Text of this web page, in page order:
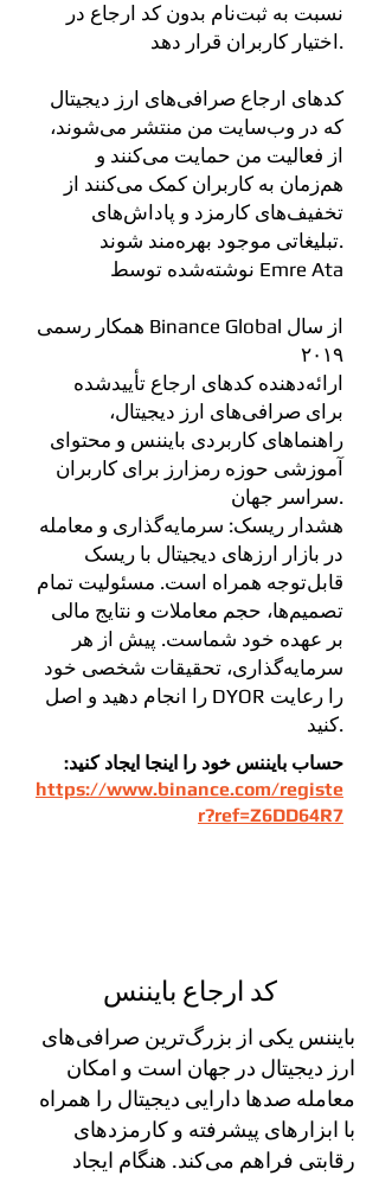
نسبت به ثبت‌نام بدون کد ارجاع در
اختیار کاربران قرار دهد.
کدهای ارجاع صرافی‌های ارز دیجیتال
که در وب‌سایت من منتشر می‌شوند،
از فعالیت من حمایت می‌کنند و
هم‌زمان به کاربران کمک می‌کنند از
تخفیف‌های کارمزد و پاداش‌های
تبلیغاتی موجود بهره‌مند شوند.
نوشته‌شده توسط Emre Ata
همکار رسمی Binance Global از سال
۲۰۱۹
ارائه‌دهنده کدهای ارجاع تأییدشده
برای صرافی‌های ارز دیجیتال،
راهنماهای کاربردی بایننس و محتوای
آموزشی حوزه رمزارز برای کاربران
سراسر جهان.
هشدار ریسک: سرمایه‌گذاری و معامله
در بازار ارزهای دیجیتال با ریسک
قابل‌توجه همراه است. مسئولیت تمام
تصمیم‌ها، حجم معاملات و نتایج مالی
بر عهده خود شماست. پیش از هر
سرمایه‌گذاری، تحقیقات شخصی خود
را انجام دهید و اصل DYOR را رعایت
کنید.
حساب بایننس خود را اینجا ایجاد کنید:
https://www.binance.com/registe
r?ref=Z6DD64R7
کد ارجاع بایننس
بایننس یکی از بزرگ‌ترین صرافی‌های
ارز دیجیتال در جهان است و امکان
معامله صدها دارایی دیجیتال را همراه
با ابزارهای پیشرفته و کارمزدهای
رقابتی فراهم می‌کند. هنگام ایجاد